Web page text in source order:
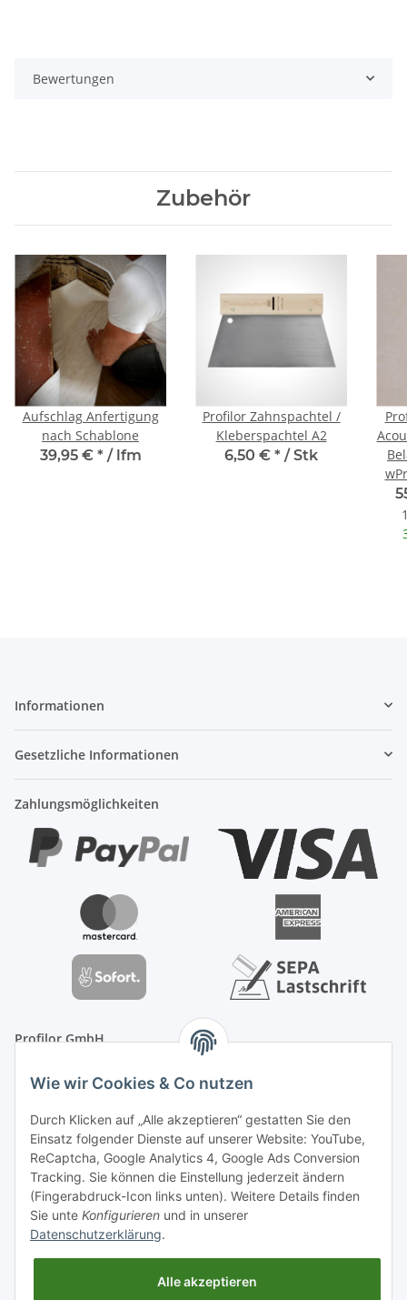
Bewertungen
Zubehör
Aufschlag Anfertigung
nach Schablone
39,95 € */ lfm
Profilor Zahnspachtel /
Kleberspachtel A2
6,50 € * / Stk
Informationen
Gesetzliche Informationen
Zahlungsmöglichkeiten
Profilor GmbH
OdF.Platz 2
16775 Löwenberger Land
Telefon: +49 (0) 33094-719-8719
E-Mail: info (ät) treppe99 (Punkt) de
Wie wir Cookies & Co nutzen
Durch Klicken auf „Alle akzeptieren“ gestatten Sie den
Einsatz folgender Dienste auf unserer Website: YouTube,
ReCaptcha, Google Analytics 4, Google Ads Conversion
Tracking. Sie können die Einstellung jederzeit ändern
(Fingerabdruck-Icon links unten). Weitere Details finden
Sie unte Konfigurieren und in unserer
Datenschutzerklärung.
Alle akzeptieren